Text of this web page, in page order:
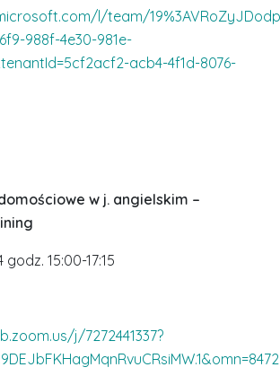
l/team/
988f-4e30-981e-
acb4-4f1d-8076-
w j. angielskim –
godz. 15:00-17:15
j/7272441337?